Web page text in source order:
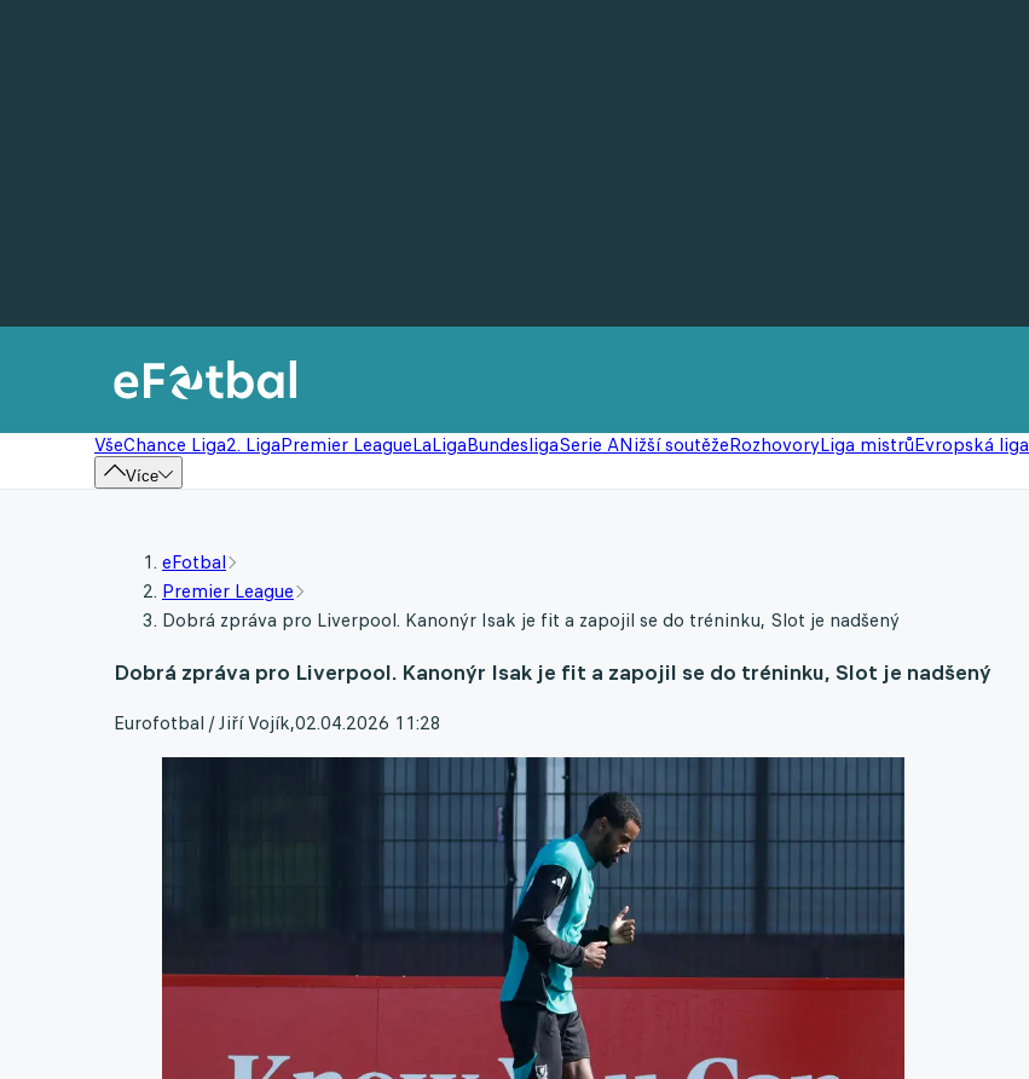
VšeChance Liga2. LigaPremier LeagueLaLigaBundesligaSerie ANižší soutěžeRozhovoryLiga mistrůEvropská liga
Více
eFotbal
Premier League
Dobrá zpráva pro Liverpool. Kanonýr Isak je fit a zapojil se do tréninku, Slot je nadšený
Dobrá zpráva pro Liverpool. Kanonýr Isak je fit a zapojil se do tréninku, Slot je nadšený
Eurofotbal / Jiří Vojík,02.04.2026 11:28